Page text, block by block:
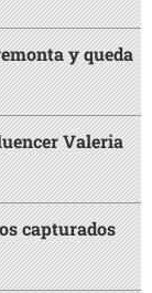
y queda
Valeria
capturados